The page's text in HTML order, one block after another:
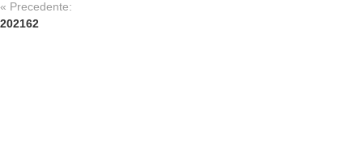
« Precedente:
202162